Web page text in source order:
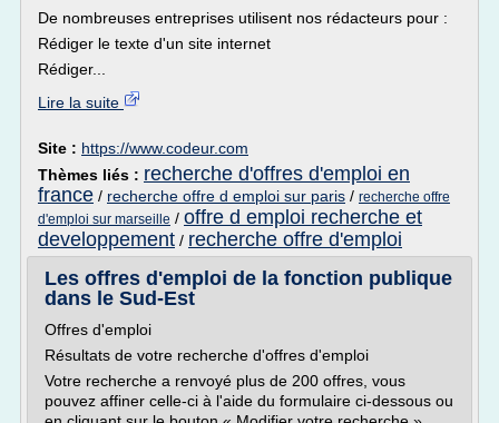
De nombreuses entreprises utilisent nos rédacteurs pour :
Rédiger le texte d'un site internet
Rédiger...
Lire la suite
Site : https://www.codeur.com
Thèmes liés : recherche d'offres d'emploi en
france / recherche offre d emploi sur paris / recherche offre
d'emploi sur marseille / offre d emploi recherche et
developpement / recherche offre d'emploi
Les offres d'emploi de la fonction publique
dans le Sud-Est
Offres d'emploi
Résultats de votre recherche d'offres d'emploi
Votre recherche a renvoyé plus de 200 offres, vous
pouvez affiner celle-ci à l'aide du formulaire ci-dessous ou